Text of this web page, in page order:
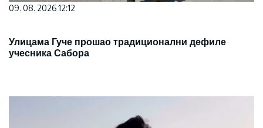
09. 08. 2026 12:12
Улицама Гуче прошао традиционални дефиле
учесника Сабора